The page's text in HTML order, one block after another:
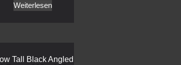
Weiterlesen
Tall Black Angled